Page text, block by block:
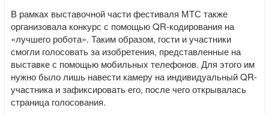
В рамках выставочной части фестиваля МТС также
организовала конкурс с помощью QR-кодирования на
«лучшего робота». Таким образом, гости и участники
смогли голосовать за изобретения, представленные на
выставке с помощью мобильных телефонов. Для этого им
нужно было лишь навести камеру на индивидуальный QR-
участника и зафиксировать его, после чего открывалась
страница голосования.